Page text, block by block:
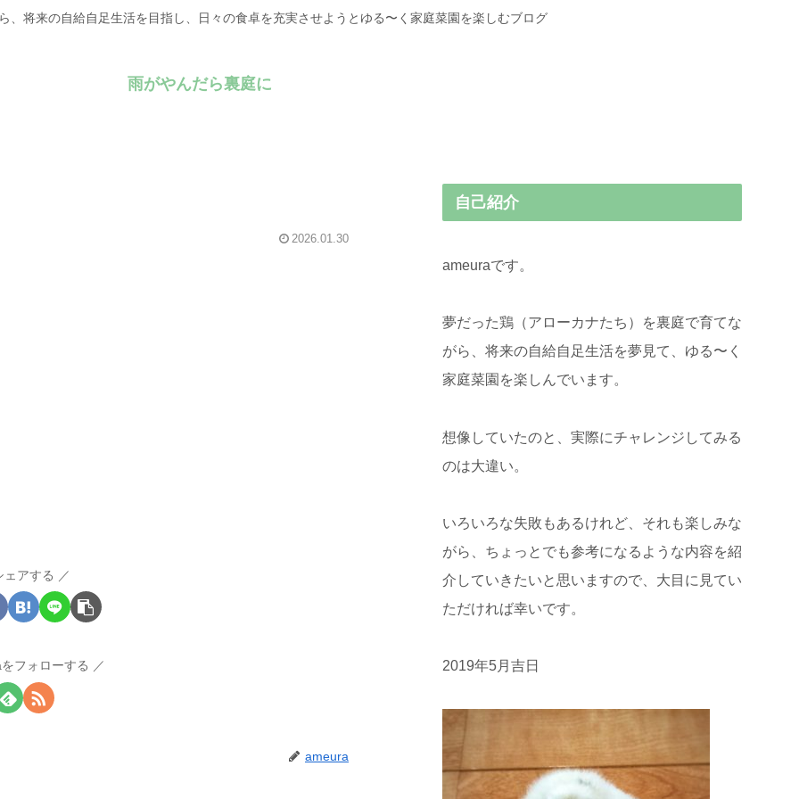
、将来の自給自足生活を目指し、日々の食卓を充実させようとゆる〜く家庭菜園を楽しむブログ
雨がやんだら裏庭に
2026.01.30
ェアする
フォローする
ameura
自己紹介
ameuraです。
夢だった鶏（アローカナたち）を裏庭で育てな
がら、将来の自給自足生活を夢見て、ゆる〜く
家庭菜園を楽しんでいます。
想像していたのと、実際にチャレンジしてみる
のは大違い。
いろいろな失敗もあるけれど、それも楽しみな
がら、ちょっとでも参考になるような内容を紹
介していきたいと思いますので、大目に見てい
ただければ幸いです。
2019年5月吉日